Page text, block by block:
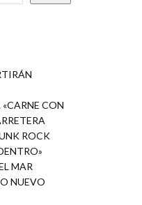
CON
ROCK
MAR
NUEVO